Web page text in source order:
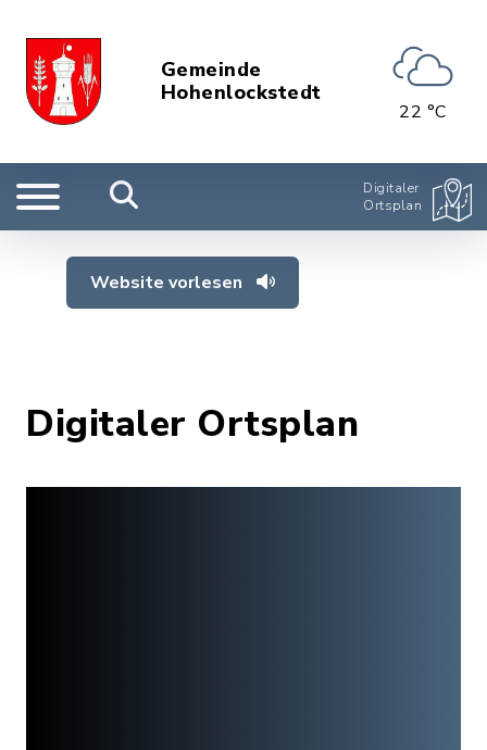
Gemeinde
Hohenlockstedt
22 °C
Digitaler
Ortsplan
Website vorlesen
Digitaler Ortsplan